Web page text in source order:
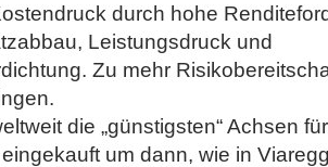
durch hohe
Leistungsdruck und
Zu mehr
die „günstigsten“ Achsen
um dann, wie in